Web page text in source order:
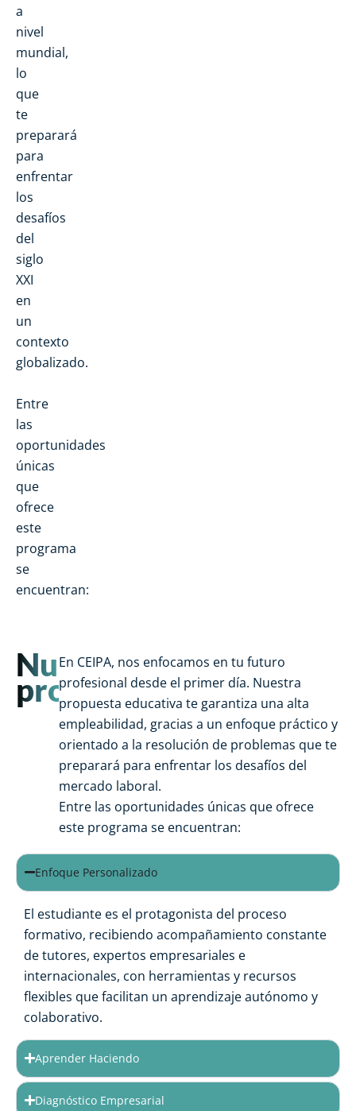
a
nivel
mundial,
lo
que
te
preparará
para
enfrentar
los
desafíos
del
siglo
XXI
en
un
contexto
globalizado.
Entre
las
oportunidades
únicas
que
ofrece
este
programa
se
encuentran:
Enfoque Personalizado
El estudiante es el protagonista del proceso
formativo, recibiendo acompañamiento constante
de tutores, expertos empresariales e
internacionales, con herramientas y recursos
flexibles que facilitan un aprendizaje autónomo y
colaborativo.
Aprender Haciendo
Diagnóstico Empresarial
Nuestra
promesa
En CEIPA, nos enfocamos en tu futuro
profesional desde el primer día. Nuestra
propuesta educativa te garantiza una alta
empleabilidad, gracias a un enfoque práctico y
orientado a la resolución de problemas que te
preparará para enfrentar los desafíos del
mercado laboral.
Entre las oportunidades únicas que ofrece
este programa se encuentran: